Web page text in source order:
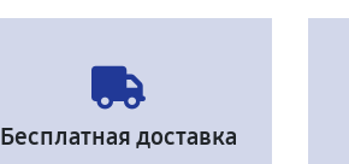
Бесплатная доставка